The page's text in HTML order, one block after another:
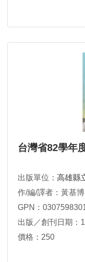
台灣省82學年
出版單位： 高雄縣
作/編/譯者：黃基
GPN：
出版／創刊日期：
價格：250